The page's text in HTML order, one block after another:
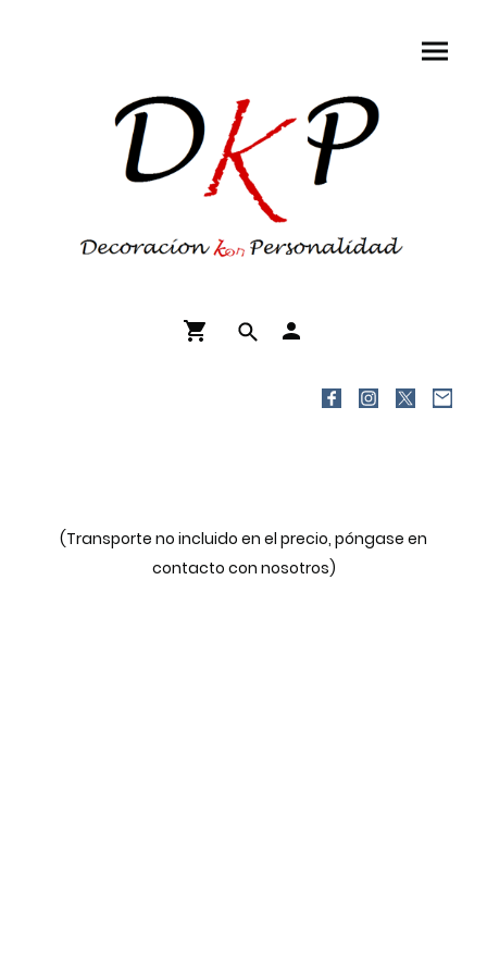
(Transporte no incluido en el precio, póngase en
contacto con nosotros)